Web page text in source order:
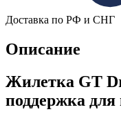
Доставка по РФ и СНГ
Описание
Жилетка GT
поддержка